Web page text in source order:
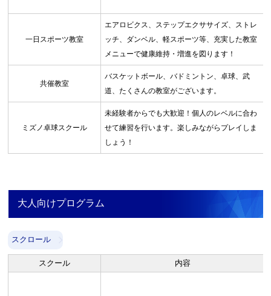
お問合せフォーム
吹田市スポーツ施設予約システム(OPAS)
一日スポーツ教室
エアロビクス、ステップエクササイズ、ストレ
ッチ、ダンベル、軽スポーツ等、充実した教室
メニューで健康維持・増進を図ります！
共催教室
バスケットボール、バドミントン、卓球、武
道、たくさんの教室がございます。
ミズノ卓球スクール
未経験者からでも大歓迎！個人のレベルに合わ
せて練習を行います。楽しみながらプレイしま
しょう！
大人向けプログラム
スクロール
スクール 内容